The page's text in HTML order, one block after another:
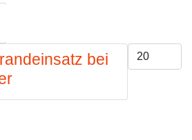
Anzeige #
bei